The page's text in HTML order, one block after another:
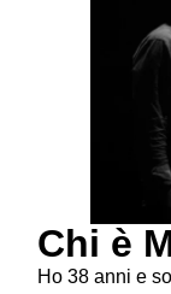
Chi è
Ho 38 anni e